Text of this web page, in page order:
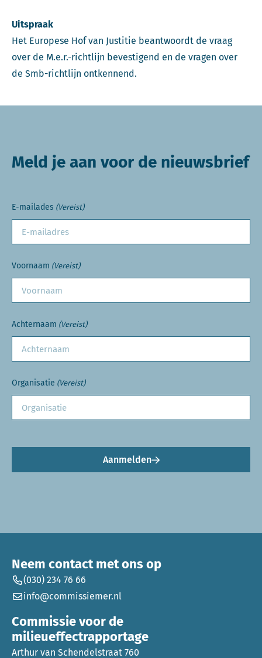
Uitspraak
Het Europese Hof van Justitie beantwoordt de vraag
over de M.e.r.-richtlijn bevestigend en de vragen over
de Smb-richtlijn ontkennend.
Meld je aan voor de nieuwsbrief
E-mailades (Vereist)
Voornaam (Vereist)
Achternaam (Vereist)
Organisatie (Vereist)
Aanmelden
Neem contact met ons op
(030) 234 76 66
info@commissiemer.nl
Commissie voor de
milieueffectrapportage
Arthur van Schendelstraat 760